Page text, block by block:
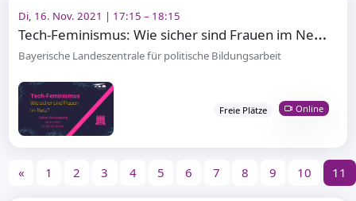
Di, 16. Nov. 2021 | 17:15 – 18:15
T
ech-Feminismus: Wie sicher sind Frauen im Netz?
Bayerische Landeszentrale für politische Bildungsarbeit
Freie Plätze Online
« 1 2 3 4 5 6 7 8 9 10 11